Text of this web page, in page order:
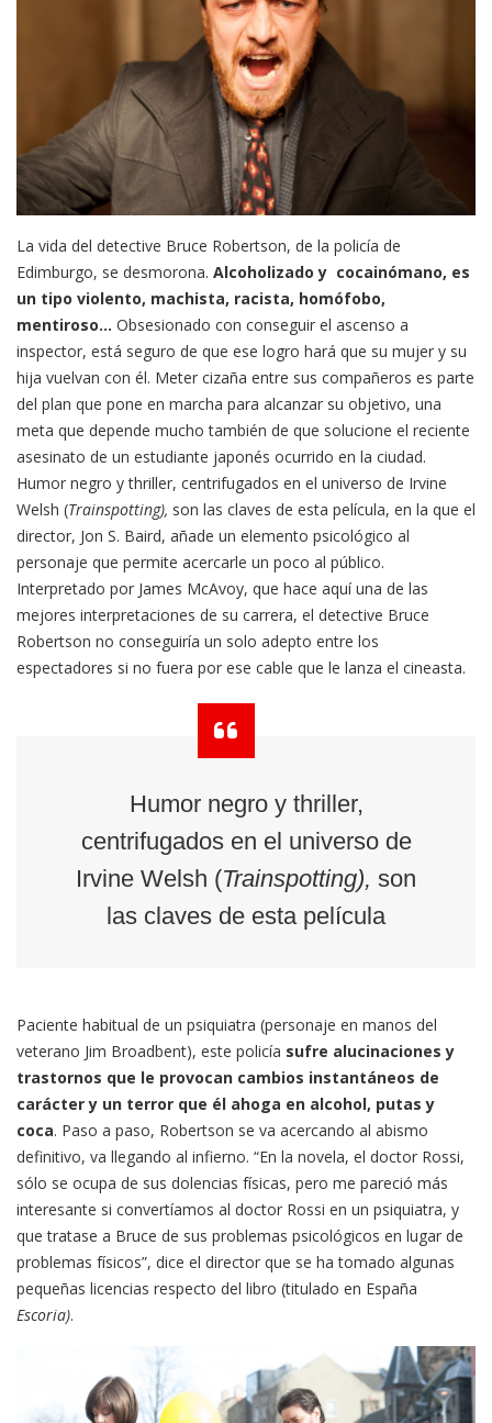
La vida del detective Bruce Robertson, de la policía de
Edimburgo, se desmorona. Alcoholizado y cocainómano, es
un tipo violento, machista, racista, homófobo,
mentiroso… Obsesionado con conseguir el ascenso a
inspector, está seguro de que ese logro hará que su mujer y su
hija vuelvan con él. Meter cizaña entre sus compañeros es parte
del plan que pone en marcha para alcanzar su objetivo, una
meta que depende mucho también de que solucione el reciente
asesinato de un estudiante japonés ocurrido en la ciudad.
Humor negro y thriller, centrifugados en el universo de Irvine
Welsh (Trainspotting), son las claves de esta película, en la que el
director, Jon S. Baird, añade un elemento psicológico al
personaje que permite acercarle un poco al público.
Interpretado por James McAvoy, que hace aquí una de las
mejores interpretaciones de su carrera, el detective Bruce
Robertson no conseguiría un solo adepto entre los
espectadores si no fuera por ese cable que le lanza el cineasta.
Humor negro y thriller,
centrifugados en el universo de
Irvine Welsh (Trainspotting), son
las claves de esta película
Paciente habitual de un psiquiatra (personaje en manos del
veterano Jim Broadbent), este policía sufre alucinaciones y
trastornos que le provocan cambios instantáneos de
carácter y un terror que él ahoga en alcohol, putas y
coca. Paso a paso, Robertson se va acercando al abismo
definitivo, va llegando al infierno. “En la novela, el doctor Rossi,
sólo se ocupa de sus dolencias físicas, pero me pareció más
interesante si convertíamos al doctor Rossi en un psiquiatra, y
que tratase a Bruce de sus problemas psicológicos en lugar de
problemas físicos”, dice el director que se ha tomado algunas
pequeñas licencias respecto del libro (titulado en España
Escoria).